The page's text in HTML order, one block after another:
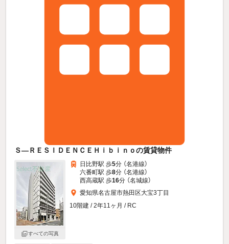
Ｓ—ＲＥＳＩＤＥＮＣＥＨｉｂｉｎｏの賃貸物件
すべての写真
日比野駅 歩5分 （名港線）
六番町駅 歩8分 （名港線）
西高蔵駅 歩16分 （名城線）
愛知県名古屋市熱田区大宝3丁目
10階建 / 2年11ヶ月 / RC